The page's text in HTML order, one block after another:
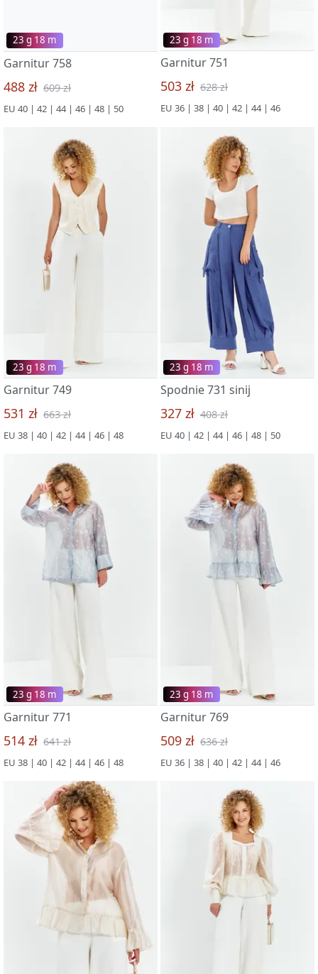
23 g 18 m
Garnitur 758
488 zł 609 zł
EU 40 | 42 | 44 | 46 | 48 | 50
23 g 18 m
Garnitur 751
503 zł 628 zł
EU 36 | 38 | 40 | 42 | 44 | 46
23 g 18 m
Garnitur 749
531 zł 663 zł
EU 38 | 40 | 42 | 44 | 46 | 48
23 g 18 m
Spodnie 731 sinij
327 zł 408 zł
EU 40 | 42 | 44 | 46 | 48 | 50
23 g 18 m
Garnitur 771
514 zł 641 zł
EU 38 | 40 | 42 | 44 | 46 | 48
23 g 18 m
Garnitur 769
509 zł 636 zł
EU 36 | 38 | 40 | 42 | 44 | 46